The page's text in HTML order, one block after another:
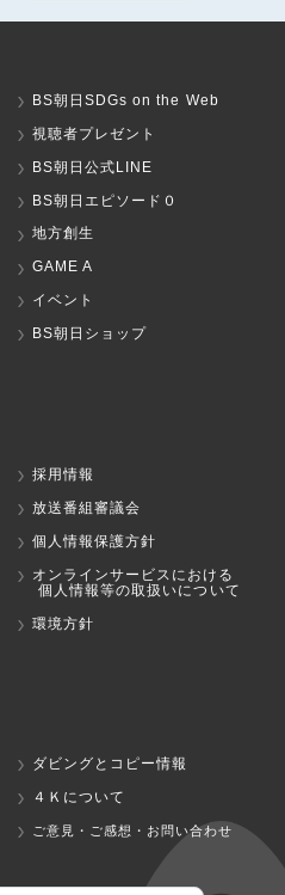
BS朝日SDGs on the Web
視聴者プレゼント
BS朝日公式LINE
BS朝日エピソード０
地方創生
GAME A
イベント
BS朝日ショップ
採用情報
放送番組審議会
個人情報保護方針
オンラインサービスにおける
個人情報等の取扱いについて
環境方針
ダビングとコピー情報
４Ｋについて
ご意見・ご感想・お問い合わせ